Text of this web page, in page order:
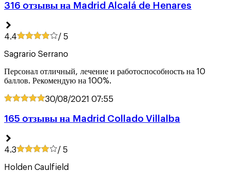
316 oтзывы на Madrid Alcalá de Henares
4.4 / 5
Sagrario Serrano
Персонал отличный, лечение и работоспособность на 10
баллов. Рекомендую на 100%.
30/08/2021 07:55
165 oтзывы на Madrid Collado Villalba
4.3 / 5
Holden Caulfield